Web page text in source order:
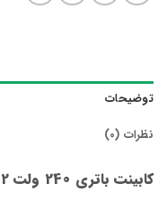
توضیحات
نظرات (0)
کابینت باتری 240 ولت 42 آمپر